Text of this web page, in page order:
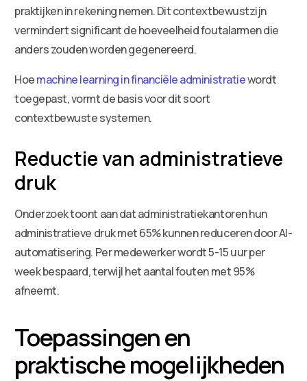
praktijken in rekening nemen. Dit contextbewustzijn
vermindert significant de hoeveelheid foutalarmen die
anders zouden worden gegenereerd.
Hoemachine learning in financiële administratiewordt
toegepast, vormt de basis voor dit soort
contextbewuste systemen.
Reductie van administratieve
druk
Onderzoek toont aan dat administratiekantoren hun
administratieve druk met 65% kunnen reduceren door AI-
automatisering. Per medewerker wordt 5-15 uur per
week bespaard, terwijl het aantal fouten met 95%
afneemt.
Toepassingen en
praktische mogelijkheden